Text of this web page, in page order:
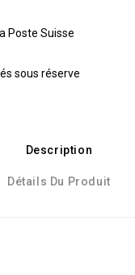
Poste Suisse
sous réserve
Description
Détails Du Produit